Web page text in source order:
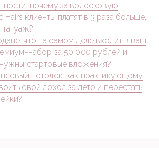
почему за волосковую
Hairs клиенты платят в 3 раза больше,
что на самом деле входит в ваш
набор за 50 000 рублей и
стартовые вложения?
потолок: как практикующему
свой доход за лето и перестать